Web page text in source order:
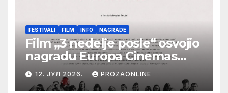
FESTIVALI FILM INFO NAGRADE
Film „3 nedelje posle“ osvojio
nagradu Europa Cinemas
Label na Filmskom festivalu
u Karlovim Varima
12. ЈУЛ 2026. PROZAONLINE